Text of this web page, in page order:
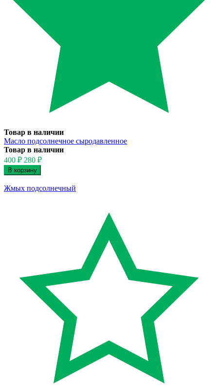
Товар в наличии
Масло подсолнечное сыродавленное
Товар в наличии
400 ₽ 280 ₽
Жмых подсолнечный